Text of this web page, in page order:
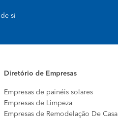
si
Diretório de Empresas
Empresas de painéis solares
Empresas de Limpeza
Empresas de Remodelação De Casa